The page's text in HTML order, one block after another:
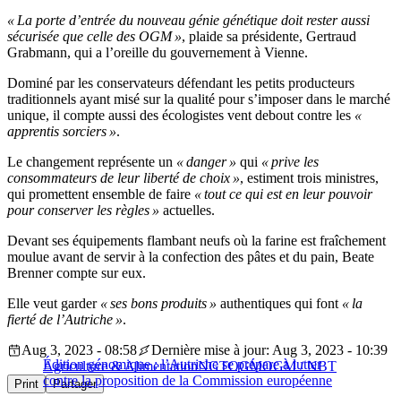
« La porte d’entrée du nouveau génie génétique doit rester aussi
sécurisée que celle des OGM », plaide sa présidente, Gertraud
Grabmann, qui a l’oreille du gouvernement à Vienne.
Dominé par les conservateurs défendant les petits producteurs
traditionnels ayant misé sur la qualité pour s’imposer dans le marché
unique, il compte aussi des écologistes vent debout contre les «
apprentis sorciers ».
Le changement représente un « danger » qui « prive les
consommateurs de leur liberté de choix », estiment trois ministres,
qui promettent ensemble de faire « tout ce qui est en leur pouvoir
pour conserver les règles » actuelles.
Devant ses équipements flambant neufs où la farine est fraîchement
moulue avant de servir à la confection des pâtes et du pain, Beate
Brenner compte sur eux.
Elle veut garder « ses bons produits » authentiques qui font « la
fierté de l’Autriche ».
Édition génomique : l’Autriche se prépare à lutter
contre la proposition de la Commission européenne
Aug 3, 2023 - 08:58
Dernière mise à jour: Aug 3, 2023 - 10:39
Agriculture & AlimentationNGTOGMOGM / NBT
Print Partager